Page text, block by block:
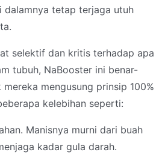
dalamnya tetap terjaga utuh
selektif dan kritis terhadap apa
tubuh, NaBooster ini benar-
mengusung prinsip 100%
kelebihan seperti:
Manisnya murni dari buah
kadar gula darah.